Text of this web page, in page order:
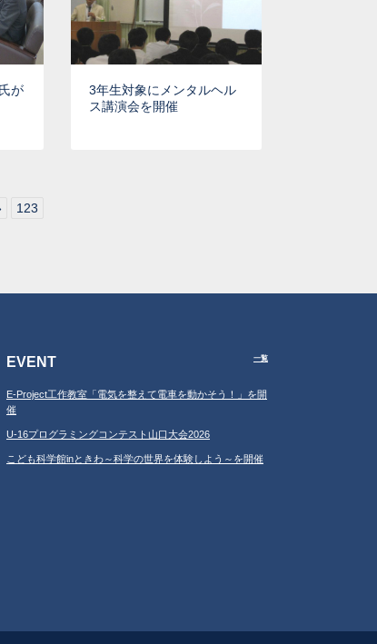
が
3年生対象にメンタルヘル
ス講演会を開催
123
EVENT 一覧
E-Project工作教室「電気を整えて電車を動かそう！」を開
催
U-16プログラミングコンテスト山口大会2026
こども科学館inときわ～科学の世界を体験しよう～を開催